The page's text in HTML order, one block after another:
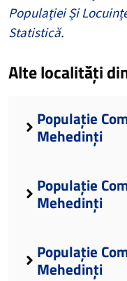
Populației Și
Statistică.
Alte localități
Populație
Mehedinți
Populație
Mehedinți
Populație
Mehedinți